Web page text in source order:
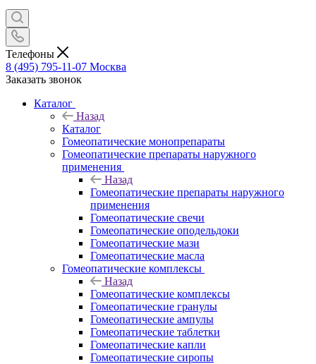
Телефоны
8 (495) 795-11-07 Москва
Заказать звонок
Каталог
Назад
Каталог
Гомеопатические монопрепараты
Гомеопатические препараты наружного
применения
Назад
Гомеопатические препараты наружного
применения
Гомеопатические свечи
Гомеопатические оподельдоки
Гомеопатические мази
Гомеопатические масла
Гомеопатические комплексы
Назад
Гомеопатические комплексы
Гомеопатические гранулы
Гомеопатические ампулы
Гомеопатические таблетки
Гомеопатические капли
Гомеопатические сиропы